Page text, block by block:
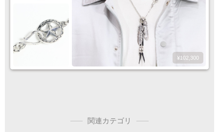
¥102,300
関連カテゴリ